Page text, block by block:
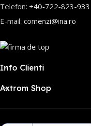
Telefon: +40-722-823-933
E-mail: comenzi@ina.ro
Info Clienti
Axtrom Shop